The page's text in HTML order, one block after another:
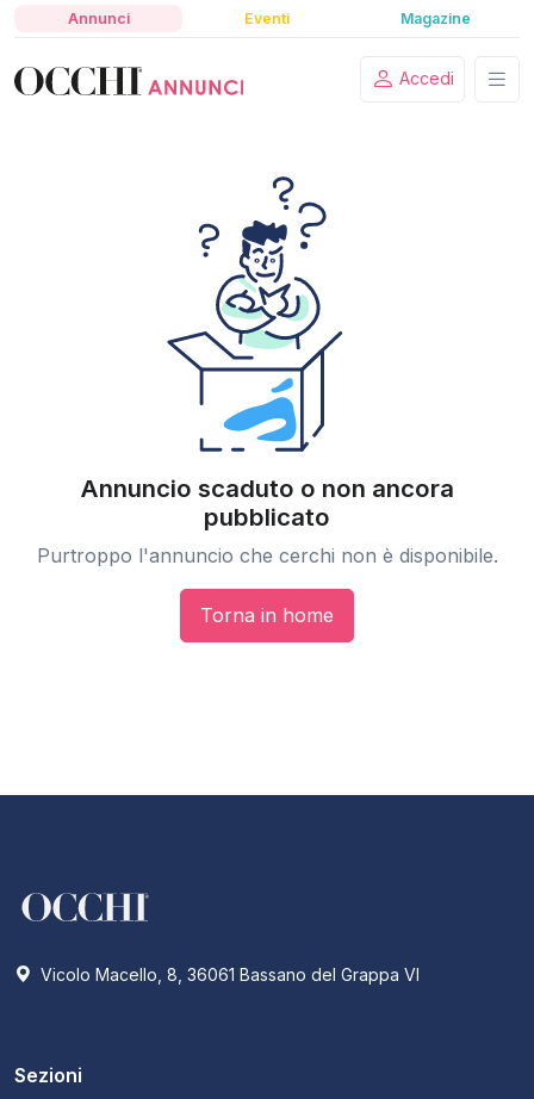
Annunci Eventi Magazine
Accedi
Annuncio scaduto o non ancora
pubblicato
Purtroppo l'annuncio che cerchi non è disponibile.
Torna in home
Vicolo Macello, 8, 36061 Bassano del Grappa VI
Sezioni